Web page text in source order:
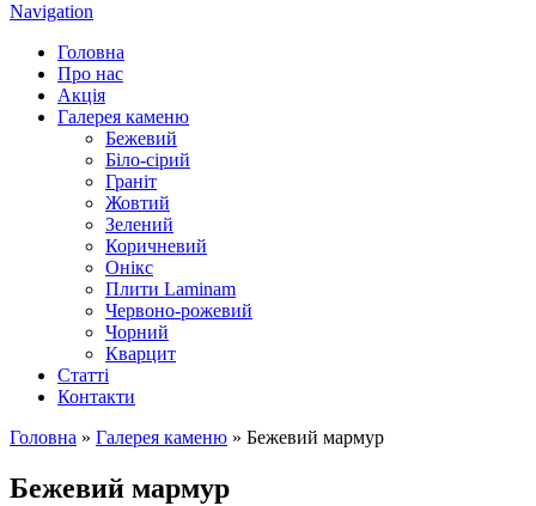
Navigation
Головна
Про нас
Акція
Галерея каменю
Бежевий
Біло-сірий
Граніт
Жовтий
Зелений
Коричневий
Онікс
Плити Laminam
Червоно-рожевий
Чорний
Кварцит
Статті
Контакти
Головна » Галерея каменю » Бежевий мармур
Бежевий мармур